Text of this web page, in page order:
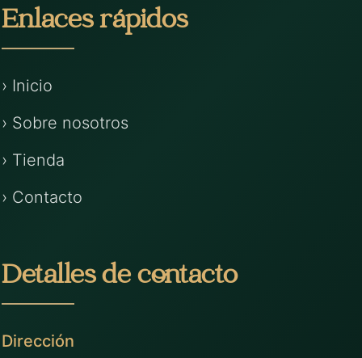
Enlaces rápidos
› Inicio
› Sobre nosotros
› Tienda
› Contacto
Detalles de contacto
Dirección